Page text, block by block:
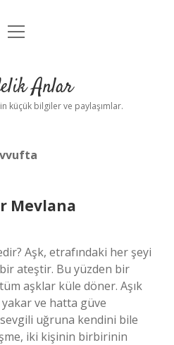
Anasayfa
Uyarı
menüyü
Anlar
küçük bilgiler ve paylaşımlar.
Mevlana
Aşk, etrafındaki her şeyi
ateştir. Bu yüzden bir
aşklar küle döner. Aşık
ve hatta güve
uğruna kendini bile
iki kişinin birbirinin